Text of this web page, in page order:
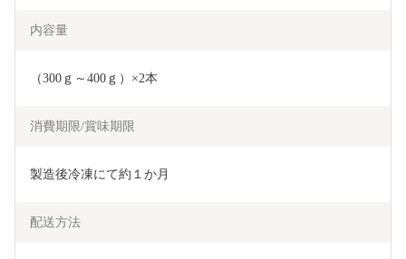
内容量
（300ｇ～400ｇ）×2本
消費期限/賞味期限
製造後冷凍にて約１か月
配送方法